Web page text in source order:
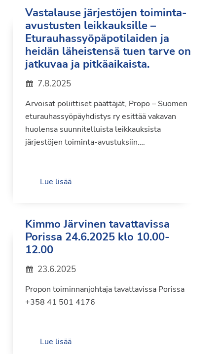
Vastalause järjestöjen toiminta-
avustusten leikkauksille –
Eturauhassyöpäpotilaiden ja
heidän läheistensä tuen tarve on
jatkuvaa ja pitkäaikaista.
7.8.2025
Arvoisat poliittiset päättäjät, Propo – Suomen
eturauhassyöpäyhdistys ry esittää vakavan
huolensa suunnitelluista leikkauksista
järjestöjen toiminta-avustuksiin….
Lue lisää
Kimmo Järvinen tavattavissa
Porissa 24.6.2025 klo 10.00-
12.00
23.6.2025
Propon toiminnanjohtaja tavattavissa Porissa
+358 41 501 4176
Lue lisää